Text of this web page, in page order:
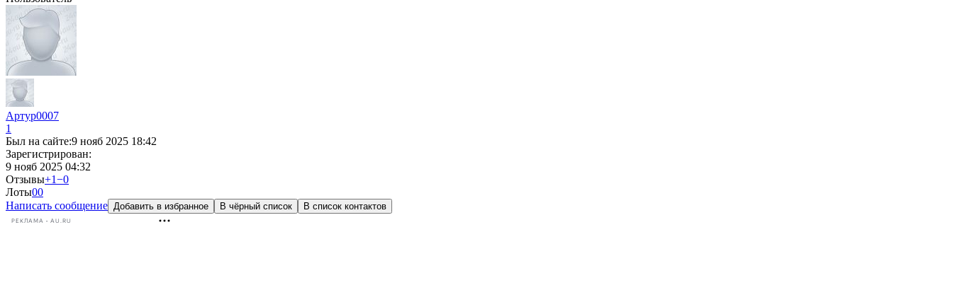
Артур0007
1
Был на сайте:9 нояб 2025 18:42
Зарегистрирован:
9 нояб 2025 04:32
Отзывы+1−0
Лоты00
Написать сообщение Добавить в избранное В чёрный список В список контактов
РЕКЛАМА • AU.RU